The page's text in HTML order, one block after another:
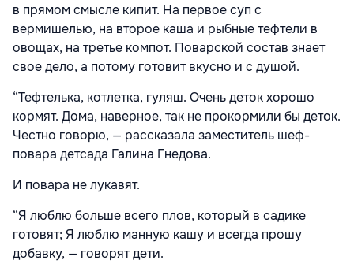
в прямом смысле кипит. На первое суп с
вермишелью, на второе каша и рыбные тефтели в
овощах, на третье компот. Поварской состав знает
свое дело, а потому готовит вкусно и с душой.
“Тефтелька, котлетка, гуляш. Очень деток хорошо
кормят. Дома, наверное, так не прокормили бы деток.
Честно говорю, — рассказала заместитель шеф-
повара детсада Галина Гнедова.
И повара не лукавят.
“Я люблю больше всего плов, который в садике
готовят; Я люблю манную кашу и всегда прошу
добавку, — говорят дети.